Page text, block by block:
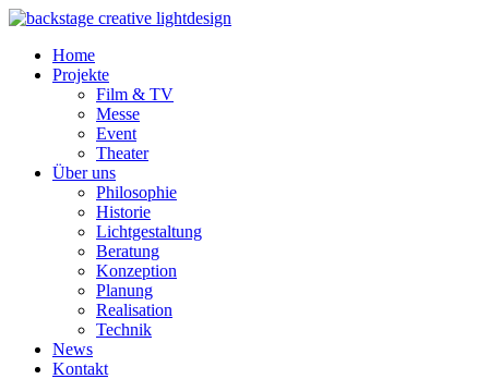
Home
Projekte
Film & TV
Messe
Event
Theater
Über uns
Philosophie
Historie
Lichtgestaltung
Beratung
Konzeption
Planung
Realisation
Technik
News
Kontakt